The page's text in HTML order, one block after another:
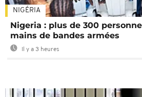
NIGÉRIA
Nigeria : plus de 300
mains de bandes armées
Il y a 3 heures